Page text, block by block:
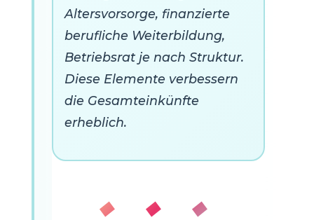
Altersvorsorge, finanzierte
berufliche Weiterbildung,
Betriebsrat je nach Struktur.
Diese Elemente verbessern
die Gesamteinkünfte
erheblich.
◆ ◆ ◆